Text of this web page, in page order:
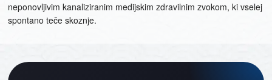
neponovljivim kanaliziranim medijskim zdravilnim zvokom, ki vselej
spontano teče skoznje.